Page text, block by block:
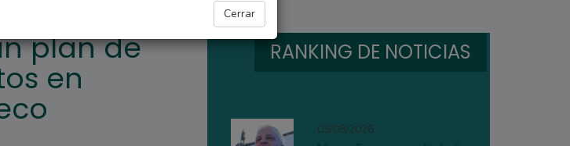
Cerrar
plan de
en
RANKING DE NOTICIAS
03/08/2026